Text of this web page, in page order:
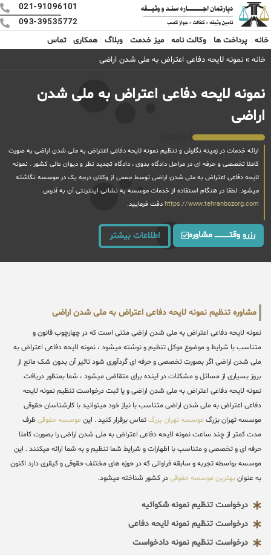
021-91096101
093-39535772
خانه
پرداخت ها وکالت نامه میز خدمت وبلاگ همکاری
تماس
خانه » نمونه لایحه دفاعی اعتراض به ملی شدن اراضی
نمونه لایحه دفاعی اعتراض به ملی شدن
اراضی
ارائه خدمات در زمینه نگارش و تنظیم نمونه لایحه دفاعی اعتراض به ملی شدن اراضی به صورت
کاملا تخصصی و حرفه ای در مراحل دادگاه بدوی ، دادگاه تجدید نظر و دیوان عالی کشور . نمونه
لایحه دفاعی اعتراض به ملی شدن اراضی توسط جمعی از وکلای درجه یک در موسسه نگاشته
میشود. لطفا در هنگام استفاده از خدمات موسسه به نشانی اینترنتی آن به آدرس
https://www.tehranbozorg.com دقت فرمایید.
رزرو وقتــــــــــــ مشاوره اطلاعات بیشتر
مشاوره تنظیم نمونه لایحه دفاعی اعتراض به ملی شدن اراضی
نمونه لایحه دفاعی اعتراض به ملی شدن اراضی متنی است که در چهارچوب قانون و
متناسب با شرایط و موضوع موکل تنظیم و نوشته میشود ، نمونه لایحه دفاعی اعتراض به
ملی شدن اراضی اگر بصورت تخصصی و حرفه ای گردآوری شود تاثیر آن بدون شک مانع از
بروز بسیاری از مسائل و مشکلات در آینده برای متقاضی میشود ، شما بمنظور دریافت
نمونه لایحه دفاعی اعتراض به ملی شدن اراضی و یا ثبت درخواست تنظیم نمونه لایحه
دفاعی اعتراض به ملی شدن اراضی متناسب با نیاز خود میتوانید با کارشناسان حقوقی
موسسه تهران بزرگ موسسه تهران بزرگتماس برقرار کنید . این موسسه حقوقیظرف
مدت کمتر از چند ساعت نمونه لایحه دفاعی اعتراض به ملی شدن اراضی را بصورت کاملا
حرفه ای و تخصصی و متناسب با اظهارات و شرایط شما تنظیم و به شما ارائه میکنند . این
موسسه بواسطه تجربه و سابقه فراوانی که در حوزه های مختلف حقوقی و کیقری دارد اکنون
به عنوانبهترین موسسه حقوقیدر کشور شناخته میشود.
درخواست تنظیم نمونه شکوائیه
درخواست تنظیم نمونه لایحه دفاعی
درخواست تنظیم نمونه دادخواست